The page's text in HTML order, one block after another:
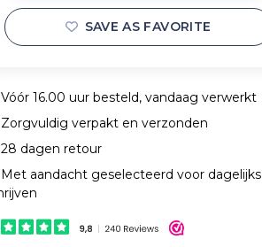
SAVE AS FAVORITE
Vóór 16.00 uur besteld, vandaag verwerkt
Zorgvuldig verpakt en verzonden
28 dagen retour
Met aandacht geselecteerd voor dagelijks